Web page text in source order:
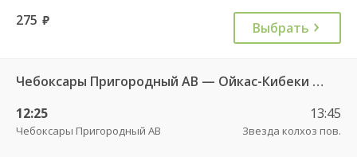
275 руб. Выбрать
Чебоксары Пригородный АВ — Ойкас-Кибеки д. 560
12:25
Чебоксары Пригородный АВ
13:45
Звезда колхоз пов.